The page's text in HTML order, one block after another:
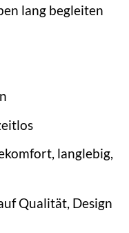
lang begleiten
langlebig,
Qualität, Design